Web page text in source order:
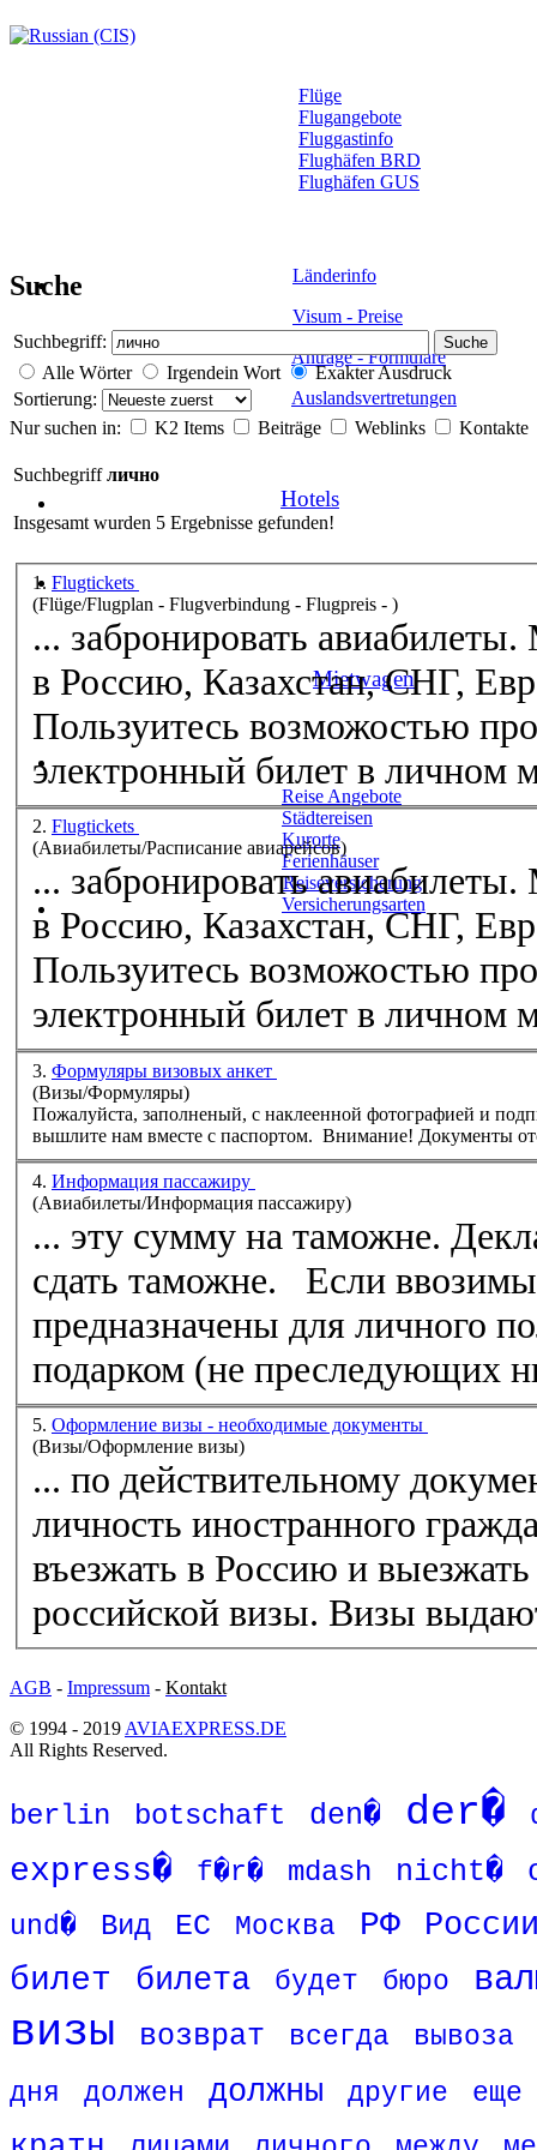
Flüge
Flugangebote
Fluggastinfo
Flughäfen BRD
Flughäfen GUS
Länderinfo
Visum - Preise
Anträge - Formulare
Auslandsvertretungen
Hotels
Mietwagen
Reise Angebote
Städtereisen
Kurorte
Ferienhäuser
Reiseversicherung
Versicherungsarten
Suche
Suchbegriff: Suche
Alle Wörter Irgendein Wort
Exakter Ausdruck
Sortierung:
Nur suchen in:
K2 Items Beiträge Weblinks Kontakte
Suchbegriffлично
Insgesamt wurden 5 Ergebnisse gefunden!
1. Flugtickets
(Flüge/Flugplan - Flugverbindung - Flugpreis - )
... забронировать
в Россию, Казахстан, СНГ,
Пользуитесь возможостью
электронный билет в лично
2. Flugtickets
(Aвиабилеты/Расписание авиарейсов)
... забронировать
в Россию, Казахстан, СНГ,
Пользуитесь возможостью
электронный билет в лично
3. Формуляры визовых анкет
(Визы/Формуляры)
Пожалуйста, заполненый, с наклеенной фотографией и
4. Информация пассажиру
(Aвиабилеты/Информация пассажиру)
... эту сумму на таможне.
сдать таможне. Если ввозимые Вами товары
предназначены для личного
подарком (не преследующих
5.
Оформление визы - необходимые документы
(Визы/Оформление визы)
... по действительному
личность иностранного
въезжать в Россию и
российской визы. Визы
AGB - Impressum - Kontakt
© 1994 - 2019 AVIAEXPRESS.DE
All Rights Reserved.
berlin botschaft den� der�
express� f�r� mdash nicht�
und� Вид ЕС Москва РФ
билет билета будет бюро
визы возврат всегда
вывоза
дня
должен должны другие еще